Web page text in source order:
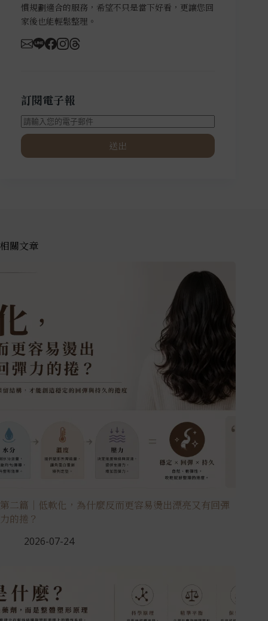
慣規劃適合的服務，希望不只是當下好看，更讓您回
家後也能輕鬆整理。
訂閱電子報
送出
相關文章
第二篇｜低軟化，為什麼反而更容易燙出漂亮又有回彈
力的捲？
2026-07-24